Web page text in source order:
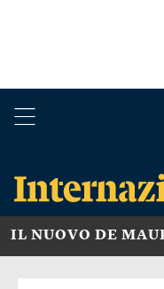
IL NUOVO DE